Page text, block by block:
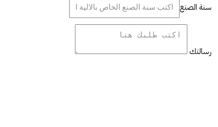
سنة الصنع
رسالتك